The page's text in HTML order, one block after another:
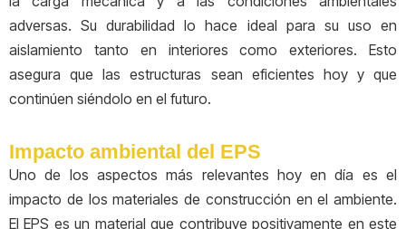
adversas. Su durabilidad lo hace ideal para su uso en
aislamiento tanto en interiores como exteriores. Esto
asegura que las estructuras sean eficientes hoy y que
continúen siéndolo en el futuro.
Impacto ambiental del EPS
Uno de los aspectos más relevantes hoy en día es el
impacto de los materiales de construcción en el ambiente.
El EPS es un material que contribuye positivamente en este